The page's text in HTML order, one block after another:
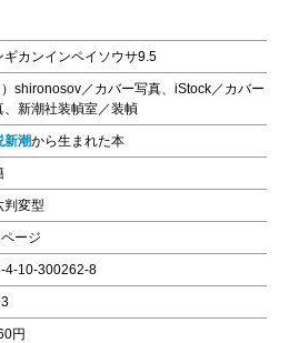
ギカンインペイソウサ9.5
）shironosov／カバー写真、iStock／カバー
、新潮社装幀室／装幀
新潮から生まれた本
判変型
ージ
4-10-300262-8
円